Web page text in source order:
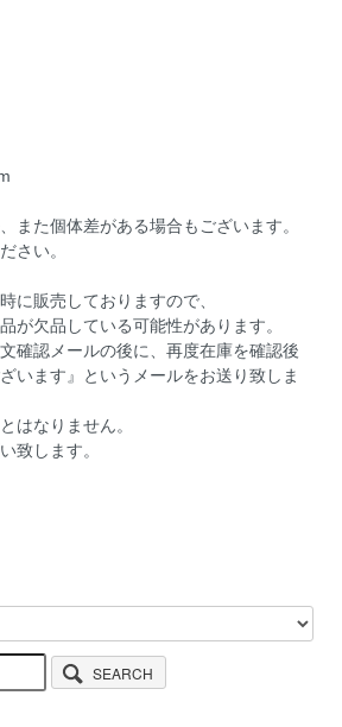
また個体差がある場合もございます。
さい。
に販売しておりますので、
が欠品している可能性があります。
確認メールの後に、再度在庫を確認後
います』というメールをお送り致しま
はなりません。
致します。
SEARCH